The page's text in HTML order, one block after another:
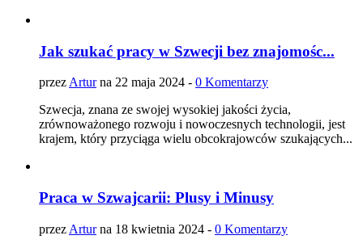
Jak szukać pracy w Szwecji bez znajomośc...
przez Arturna 22 maja 2024 - 0 Komentarzy
Szwecja, znana ze swojej wysokiej jakości życia,
zrównoważonego rozwoju i nowoczesnych technologii, jest
krajem, który przyciąga wielu obcokrajowców szukających...
Praca w Szwajcarii: Plusy i Minusy
przez Arturna 18 kwietnia 2024 - 0 Komentarzy